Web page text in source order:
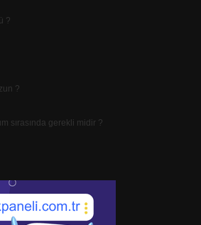
?
?
sırasında gerekli midir ?